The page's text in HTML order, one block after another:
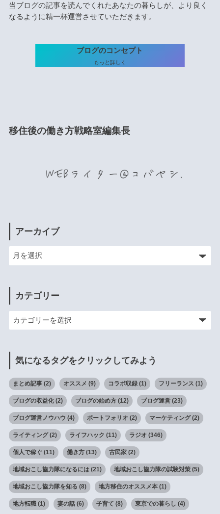
当ブログの記事を読んでくれたあなたの暮らしが、より良く
なるように精一杯運営させていただきます。
ブログのコンセプト
もっと詳しく
移住後の働き方戦略室編集長
アーカイブ
カテゴリー
気になるタグをクリックしてみよう
まとめ記事(2) オススメ (9) コラボ収録(1) フリーランス (1)
ブログの収益化(2) ブログの始め方(12) ブログ運営(23)
ブログ運営ノウハウ (4) ポートフォリオ (2) マーケティング(2)
ライティング(2) ライフハック (11) ラジオ (346)
個人で稼ぐ (11) 働き方(13) 古民家(2)
地域おこし協力隊になるには(21) 地域おこし協力隊の試験対策(5)
地域おこし協力隊を知る (8) 地方移住のオススメ本(1)
地方転職(1) 妻の話(6) 子育て (8) 東京での暮らし (4)